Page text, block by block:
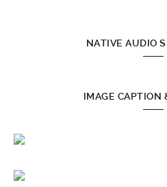
NATIVE AUDIO
IMAGE CAPTION